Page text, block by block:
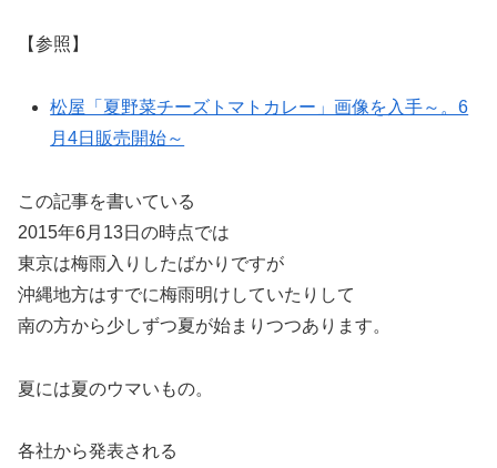
【参照】
松屋「夏野菜チーズトマトカレー」画像を入手～。6
月4日販売開始～
この記事を書いている
2015年6月13日の時点では
東京は梅雨入りしたばかりですが
沖縄地方はすでに梅雨明けしていたりして
南の方から少しずつ夏が始まりつつあります。
夏には夏のウマいもの。
各社から発表される